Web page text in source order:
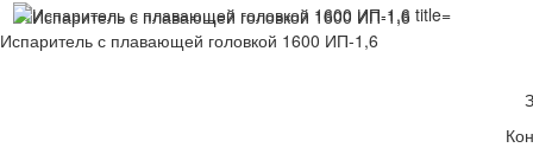
Испаритель с плавающей головкой 1600 ИП-1,6